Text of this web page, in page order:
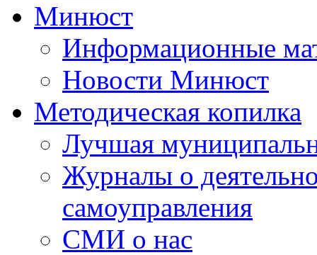
Минюст
Информационные
Новости Минюст
Методическая копилка
Лучшая
Журналы о
самоуправления
СМИ о нас